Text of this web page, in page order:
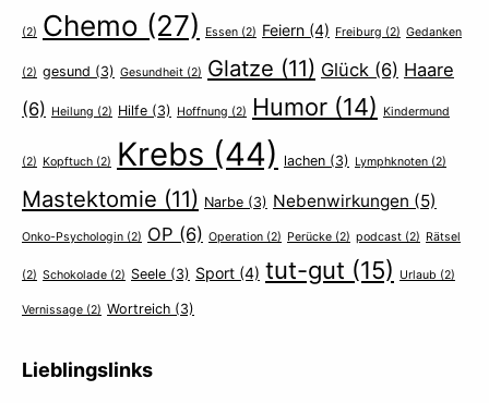
(2) Chemo (27) Essen (2) Feiern (4) Freiburg (2) Gedanken
(2) gesund (3) Gesundheit (2) Glatze (11) Glück (6) Haare
(6) Heilung (2) Hilfe (3) Hoffnung (2) Humor (14) Kindermund
(2) Kopftuch (2) Krebs (44) lachen (3) Lymphknoten (2)
Mastektomie (11) Narbe (3) Nebenwirkungen (5)
Onko-Psychologin (2) OP (6) Operation (2) Perücke (2) podcast (2) Rätsel
(2) Schokolade (2) Seele (3) Sport (4) tut-gut (15) Urlaub (2)
Vernissage (2) Wortreich (3)
Lieblingslinks